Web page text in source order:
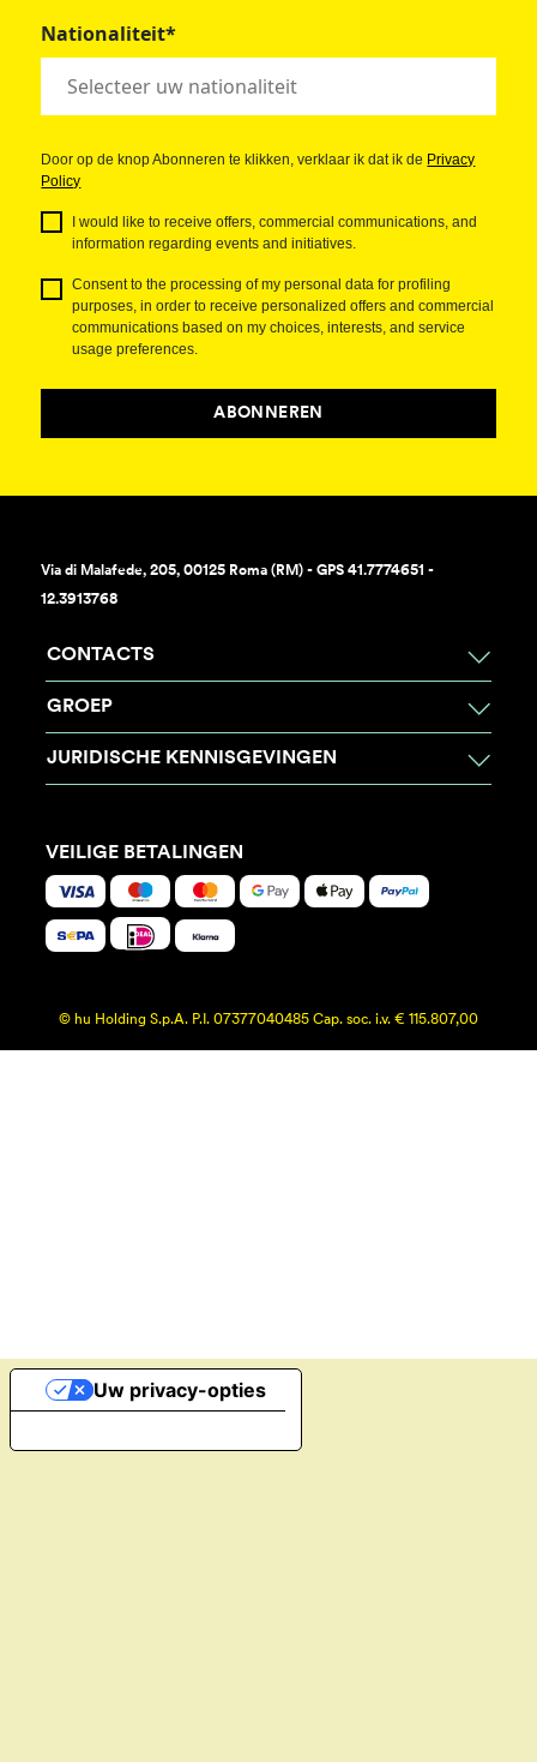
Nationaliteit*
Door op de knop Abonneren te klikken, verklaar ik dat ik de Privacy
Policy
I would like to receive offers, commercial communications, and
information regarding events and initiatives.
Consent to the processing of my personal data for profiling
purposes, in order to receive personalized offers and commercial
communications based on my choices, interests, and service
usage preferences.
ABONNEREN
Via di Malafede, 205, 00125 Roma (RM) - GPS 41.7774651 -
12.3913768
CONTACTS
GROEP
JURIDISCHE KENNISGEVINGEN
VEILIGE BETALINGEN
© hu Holding S.p.A. P.I. 07377040485 Cap. soc. i.v. € 115.807,00
Uw privacy-opties